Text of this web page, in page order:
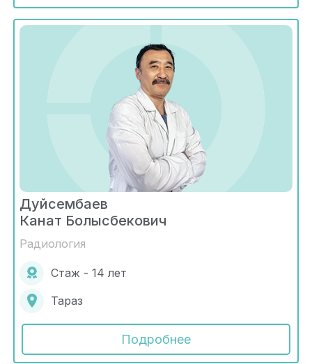
Дуйсембаев
Канат Болысбекович
Радиология
Стаж - 14 лет
Тараз
Подробнее